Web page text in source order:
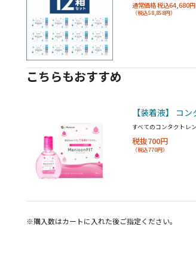
通常価格 税込64,680円
（税込58,858円）
こちらもおすすめ
【装着液】 コ
すべてのコンタクトレ
税抜700円
（税込770円）
※購入数はカートに入れた後ご指定ください。